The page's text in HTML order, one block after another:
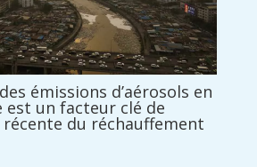
émissions d’aérosols en
est un facteur clé de
récente du réchauffement